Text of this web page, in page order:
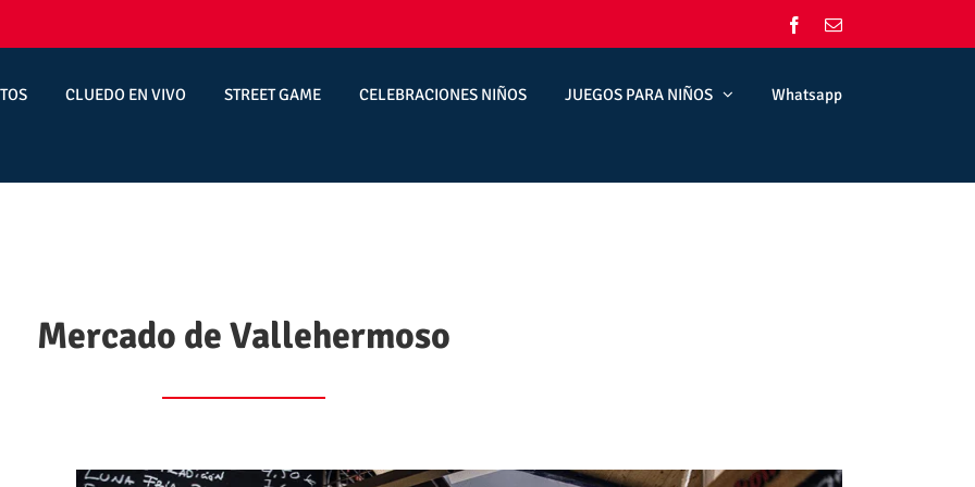
FacebookCorreo
CLUEDO EN VIVO STREET GAME CELEBRACIONES NIÑOS JUEGOS PARA NIÑOS Whatsapp
Mercado de Vallehermoso